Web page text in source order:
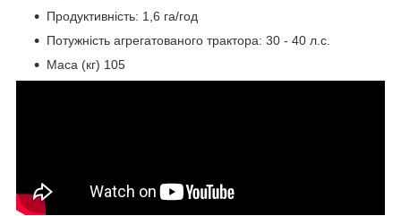
Продуктивність: 1,6 га/год
Потужність агрегатованого трактора: 30 - 40 л.с.
Маса (кг) 105